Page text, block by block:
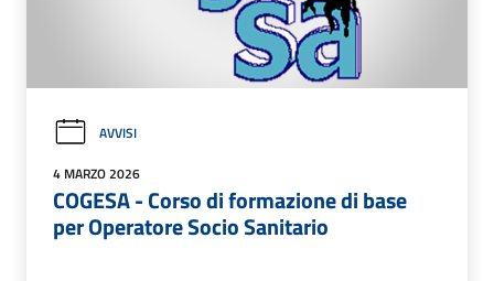
AVVISI
4 MARZO 2026
COGESA - Corso di formazione di base
per Operatore Socio Sanitario